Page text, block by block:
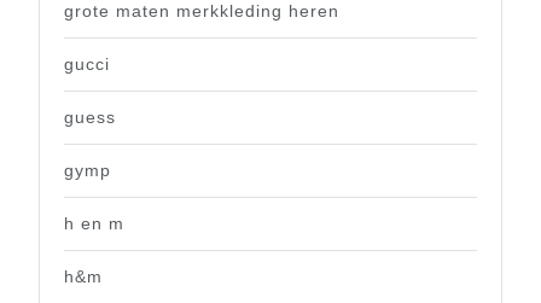
grote maten merkkleding heren
gucci
guess
gymp
h en m
h&m